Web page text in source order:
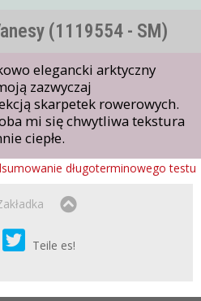
(1119554 - SM)
elegancki arktyczny
zazwyczaj
skarpetek rowerowych.
mi się chwytliwa tekstura
ciepłe.
Teile es!